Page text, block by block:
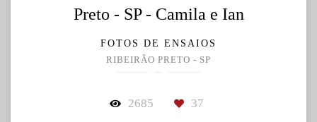
Preto - SP - Camila e Ian
FOTOS DE ENSAIOS
RIBEIRÃO PRETO - SP
2685 37